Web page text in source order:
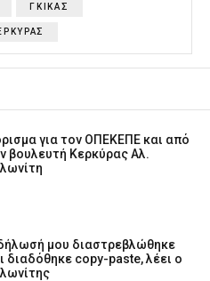
ΓΚΙΚΑΣ
για τον ΟΠΕΚΕΠΕ και από
βουλευτή Κερκύρας Αλ.
μου διαστρεβλώθηκε
διαδόθηκε copy-paste, λέει ο